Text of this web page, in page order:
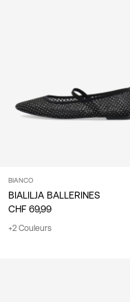
BIANCO
BIALILJA BALLERINES
CHF 69,99
+2 Couleurs